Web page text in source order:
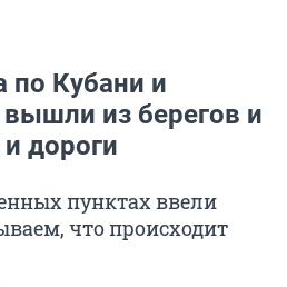
по Кубани и
из берегов и
дороги
пунктах ввели
что происходит